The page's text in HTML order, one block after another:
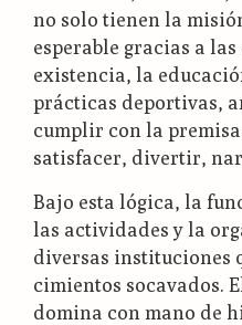
no solo tienen la
esperable gracias a las
existencia, la
prácticas deportivas,
cumplir con la
satisfacer, divertir,
Bajo esta lógica, la
las actividades y la
diversas instituciones
cimientos socavados.
domina con mano de